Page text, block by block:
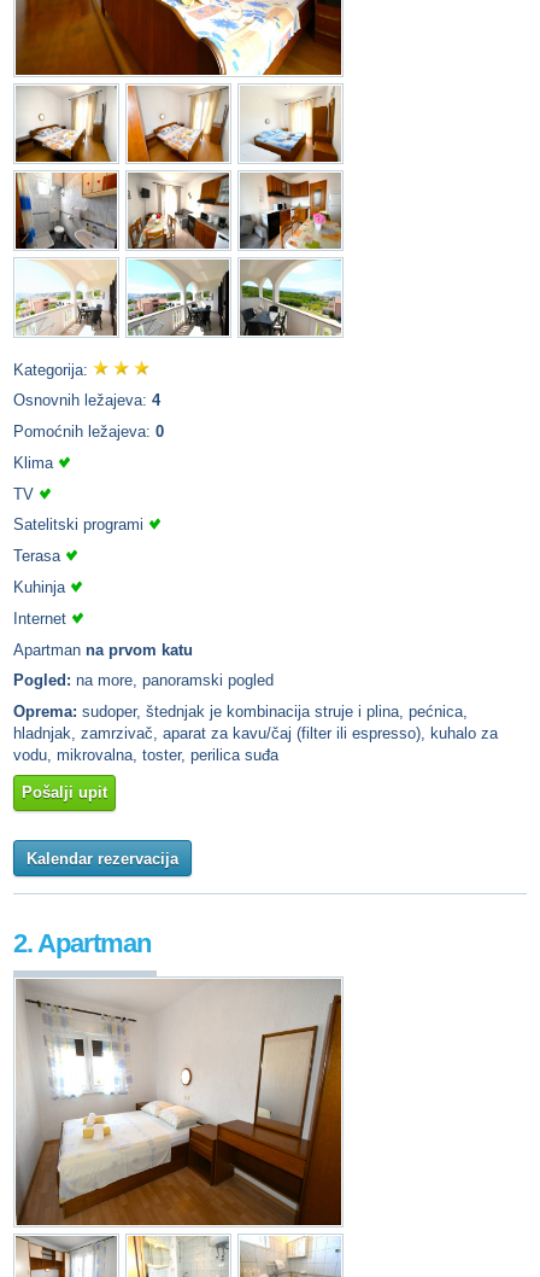
Kategorija:
Osnovnih ležajeva: 4
Pomoćnih ležajeva: 0
Klima
TV
Satelitski programi
Terasa
Kuhinja
Internet
Apartman na prvom katu
Pogled: na more, panoramski pogled
Oprema: sudoper, štednjak je kombinacija struje i plina, pećnica,
hladnjak, zamrzivač, aparat za kavu/čaj (filter ili espresso), kuhalo za
vodu, mikrovalna, toster, perilica suđa
Pošalji upit
Kalendar rezervacija
2. Apartman